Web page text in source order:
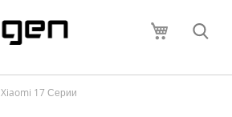
Моя
Xiaomi 17 Серии